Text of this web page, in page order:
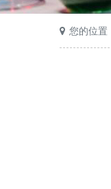
您的位置